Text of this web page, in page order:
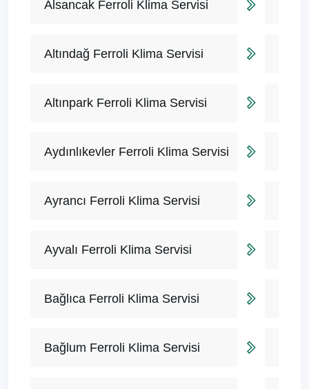
Alsancak Ferroli Klima Servisi
Altındağ Ferroli Klima Servisi
Altınpark Ferroli Klima Servisi
Aydınlıkevler Ferroli Klima Servisi
Ayrancı Ferroli Klima Servisi
Ayvalı Ferroli Klima Servisi
Bağlıca Ferroli Klima Servisi
Bağlum Ferroli Klima Servisi